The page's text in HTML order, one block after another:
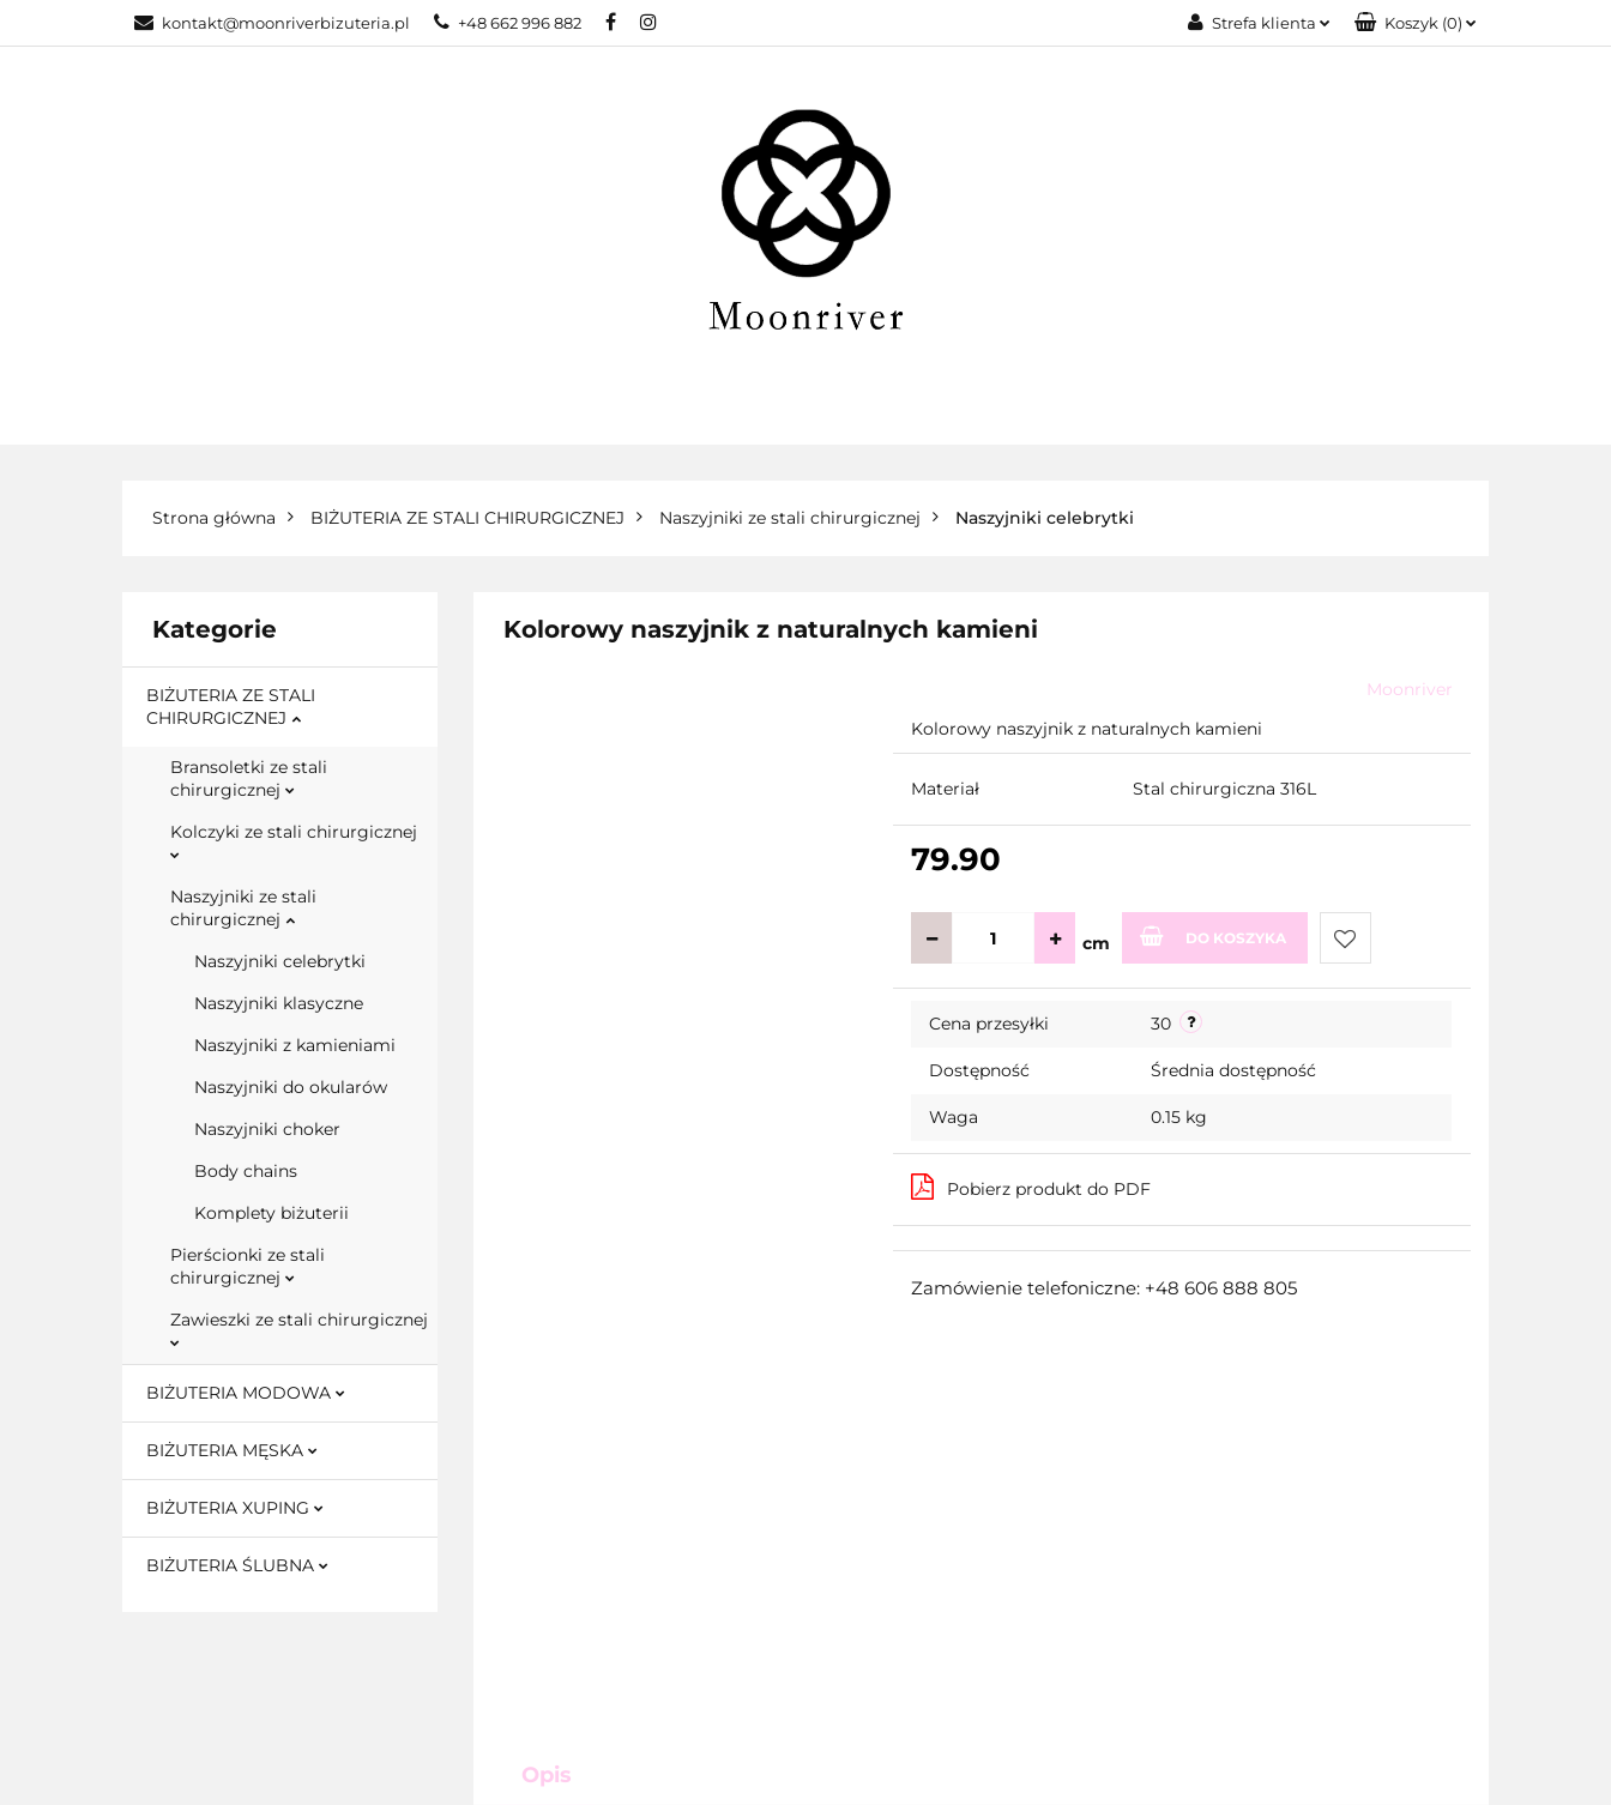
kontakt@moonriverbizuteria.pl +48 662 996 882 Strefa klienta Koszyk (0)
KATEGORIE
Strona główna BIŻUTERIA ZE STALI CHIRURGICZNEJ Naszyjniki ze stali chirurgicznej Naszyjniki celebrytki
Kategorie
BIŻUTERIA ZE STALI
CHIRURGICZNEJ
Bransoletki ze stali
chirurgicznej
Kolczyki ze stali chirurgicznej
Naszyjniki ze stali
chirurgicznej
Naszyjniki celebrytki
Naszyjniki klasyczne
Naszyjniki z kamieniami
Naszyjniki do okularów
Naszyjniki choker
Body chains
Komplety biżuterii
Pierścionki ze stali
chirurgicznej
Zawieszki ze stali chirurgicznej
BIŻUTERIA MODOWA
BIŻUTERIA MĘSKA
BIŻUTERIA XUPING
BIŻUTERIA ŚLUBNA
Kolorowy naszyjnik z naturalnych kamieni
Moonriver
Kolorowy naszyjnik z naturalnych kamieni
Materiał Stal chirurgiczna 316L
79.90
cm DO KOSZYKA
Do
Cena przesyłki 30
Dostępność Średnia dostępność
Waga 0.15 kg
Pobierz produkt do PDF
Zamówienie telefoniczne: +48 606 888 805
Opis